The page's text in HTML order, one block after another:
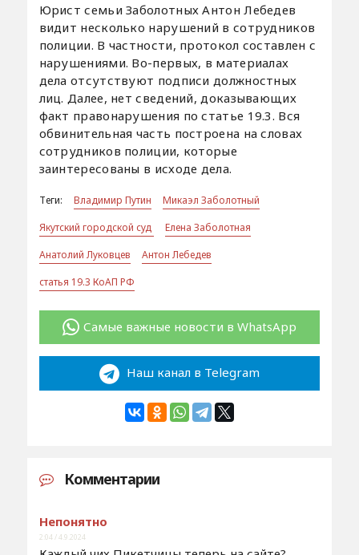
Юрист семьи Заболотных Антон Лебедев
видит несколько нарушений в сотрудников
полиции. В частности, протокол составлен с
нарушениями. Во-первых, в материалах
дела отсутствуют подписи должностных
лиц. Далее, нет сведений, доказывающих
факт правонарушения по статье 19.3. Вся
обвинительная часть построена на словах
сотрудников полиции, которые
заинтересованы в исходе дела.
Теги: Владимир Путин
Микаэл Заболотный
Якутский городской суд
Елена Заболотная
Анатолий Луковцев
Антон Лебедев
статья 19.3 КоАП РФ
Самые важные новости в WhatsApp
Наш канал в Telegram
Комментарии
Непонятно
2:04 / 4.9.2024